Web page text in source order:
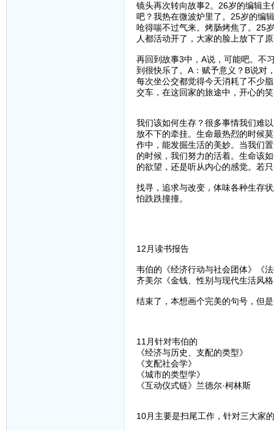
镜头再次转向故事2。26岁的编辑
吧？我热在微波炉里了。25岁的编
呛得喘不过气来。烤肠烤焦了。25
人都活动开了，大家的脸上放下了
再回到故事3中，A说，可能吧。不
到很快乐了。A：赋予意义？B说对
每次坐公交都觉得今天消耗了不少
交车，在这回家的旅途中，开心的
我们该如何生存？很多事情我们难
放不下的牵挂。生命最热烈的时候
作中，能发掘生活的美妙。当我们
的时候，我们努力的活着。生命该
的欲望，还是听从内心的感觉。若
找寻，追求与改变，体味各种生存
怕跌跌撞撞。
12月读书报告
韦伯的《经济行动与社会团体》《
齐美尔《金钱、性别与现代生活风
结束了，本想画个完美的句号，但
11月针对韦伯的
《经济与历史、支配的类型》
《支配社会学》
《城市的类型学》
《互动仪式链》兰德尔·柯林斯
10月主要是扫尾工作，针对三大家的